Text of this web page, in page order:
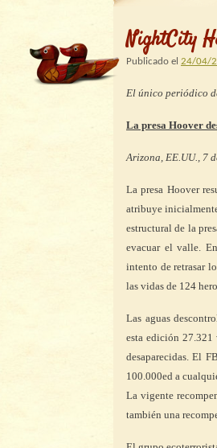
NightCity
Publicado el 24/04/
El único periódico
La presa Hoover
Arizona, EE.UU., 7
La presa Hoover
atribuye
estructural de la
evacuar el valle.
intento de retrasar
las vidas de 124
Las aguas
esta edición 27.321
desaparecidas. El
100.000ed a
La vigente
también una